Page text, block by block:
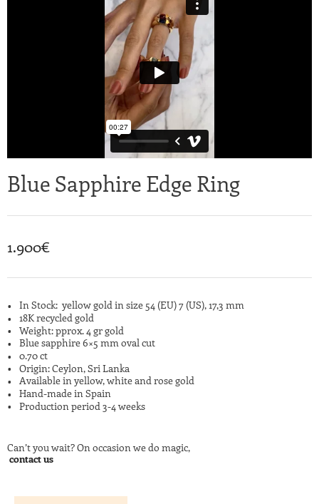
Blue Sapphire Edge Ring
1.900€
In Stock: yellow gold in size 54 (EU) 7 (US), 17,3 mm
18K recycled gold
Weight: pprox. 4 gr gold
Blue sapphire 6×5 mm oval cut
0.70 ct
Origin: Ceylon, Sri Lanka
Available in yellow, white and rose gold
Hand-made in Spain
Production period 3-4 weeks
Can’t you wait? On occasion we do magic,
contact us